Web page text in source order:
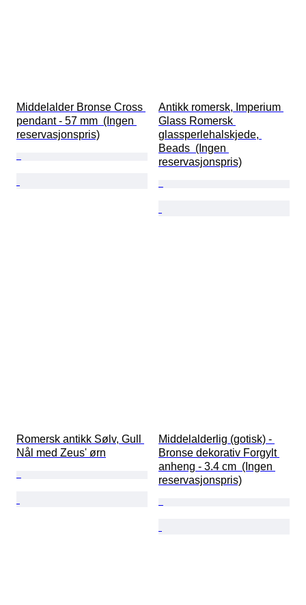
Middelalder Bronse Cross
pendant - 57 mm  (Ingen
reservasjonspris)
Antikk romersk, Imperium
Glass Romersk
glassperlehalskjede,
Beads  (Ingen
reservasjonspris)
Romersk antikk Sølv, Gull
Nål med Zeus' ørn
Middelalderlig (gotisk) -
Bronse dekorativ Forgylt
anheng - 3.4 cm  (Ingen
reservasjonspris)